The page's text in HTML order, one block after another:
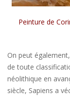
Peinture de
On peut
de toute
néolithique en
siècle, Sapiens a